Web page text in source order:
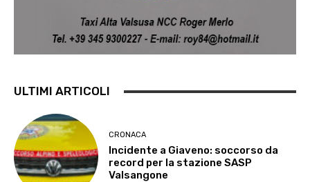
ULTIMI ARTICOLI
CRONACA
Incidente a Giaveno: soccorso da
record per la stazione SASP
Valsangone